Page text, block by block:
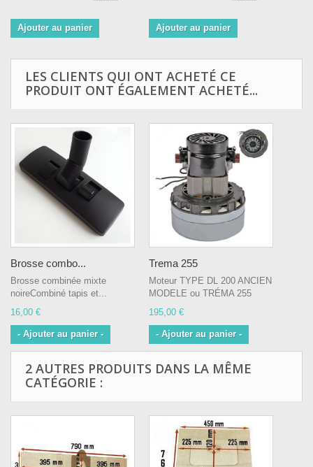
Ajouter au panier Ajouter au panier
LES CLIENTS QUI ONT ACHETÉ CE
PRODUIT ONT ÉGALEMENT ACHETÉ...
Brosse combo...
Brosse combinée mixte
noireCombiné tapis et...
16,00 €
- Ajouter au panier -
Trema 255
Moteur TYPE DL 200 ANCIEN
MODELE ou TRÉMA 255
195,00 €
- Ajouter au panier -
2 AUTRES PRODUITS DANS LA MÊME
CATÉGORIE :